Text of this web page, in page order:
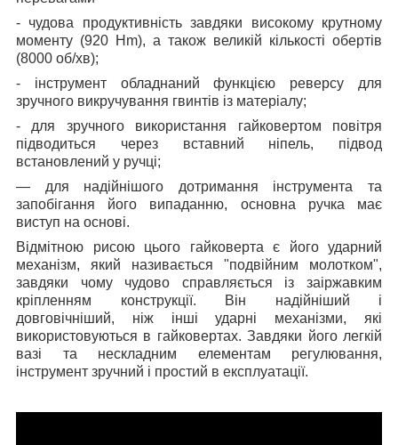
- чудова продуктивність завдяки високому крутному
моменту (920 Hm), а також великій кількості обертів
(8000 об/хв);
- інструмент обладнаний функцією реверсу для
зручного викручування гвинтів із матеріалу;
- для зручного використання гайковертом повітря
підводиться через вставний ніпель, підвод
встановлений у ручці;
— для надійнішого дотримання інструмента та
запобігання його випаданню, основна ручка має
виступ на основі.
Відмітною рисою цього гайковерта є його ударний
механізм, який називається "подвійним молотком",
завдяки чому чудово справляється із заіржавким
кріпленням конструкції. Він надійніший і
довговічніший, ніж інші ударні механізми, які
використовуються в гайковертах. Завдяки його легкій
вазі та нескладним елементам регулювання,
інструмент зручний і простий в експлуатації.